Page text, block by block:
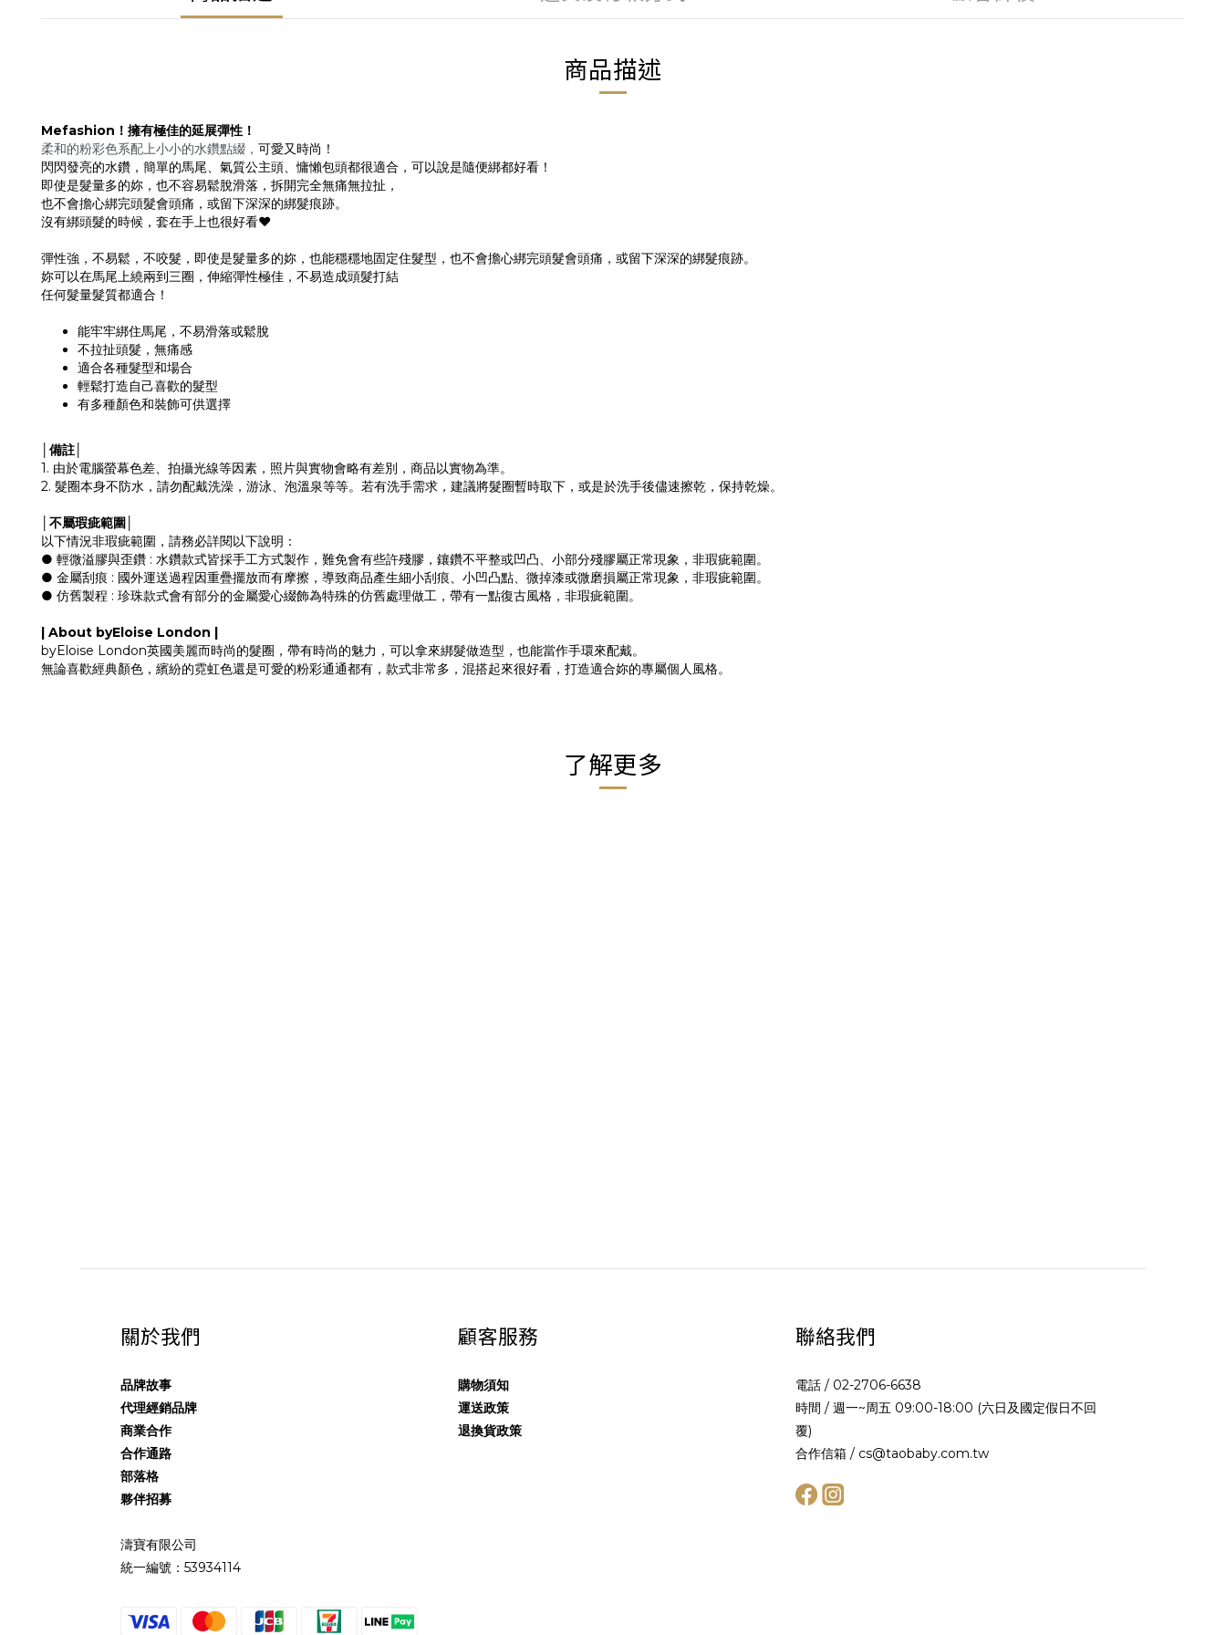
商品描述
Mefashion！擁有極佳的延展彈性 ！
柔和的粉彩色系配上小小的水鑽點綴， 可愛又時尚！
閃閃發亮的水鑽，簡單的馬尾、氣質公主頭、慵懶包頭都很適合，可以說是隨便綁都好看！
即使是髮量多的妳，也不容易鬆脫滑落，拆開完全無痛無拉扯，
也不會擔心綁完頭髮會頭痛，或留下深深的綁髮痕跡。
沒有綁頭髮的時候，套在手上也很好看❤
彈性強，不易鬆，不咬髮，即使是髮量多的妳，也能穩穩地固定住髮型，也不會擔心綁完頭髮會頭痛，或留下深深的綁髮痕跡。
妳可以在馬尾上繞兩到三圈，伸縮彈性極佳，不易造成頭髮打結
任何髮量髮質都適合！
能牢牢綁住馬尾，不易滑落或鬆脫
不拉扯頭髮，無痛感
適合各種髮型和場合
輕鬆打造自己喜歡的髮型
有多種顏色和裝飾可供選擇
│備註│
1. 由於電腦螢幕色差、拍攝光線等因素，照片與實物會略有差別，商品以實物為準。
2. 髮圈本身不防水，請勿配戴洗澡，游泳、泡溫泉等等。若有洗手需求，建議將髮圈暫時取下，或是於洗手後儘速擦乾，保持乾燥。
│不屬瑕疵範圍│
以下情況非瑕疵範圍，請務必詳閱以下說明：
● 輕微溢膠與歪鑽 : 水鑽款式皆採手工方式製作，難免會有些許殘膠，鑲鑽不平整或凹凸、小部分殘膠屬正常現象，非瑕疵範圍。
● 金屬刮痕 : 國外運送過程因重疊擺放而有摩擦，導致商品產生細小刮痕、小凹凸點、微掉漆或微磨損屬正常現象，非瑕疵範圍。
● 仿舊製程 : 珍珠款式會有部分的金屬愛心綴飾為特殊的仿舊處理做工，帶有一點復古風格，非瑕疵範圍。
| About byEloise London |
byEloise London英國美麗而時尚的髮圈，帶有時尚的魅力，可以拿來綁髮做造型，也能當作手環來配戴。
無論喜歡經典顏色，繽紛的霓虹色還是可愛的粉彩通通都有，款式非常多，混搭起來很好看，打造適合妳的專屬個人風格。
了解更多
關於我們
品牌故事
代理經銷品牌
商業合作
合作通路
部落格
夥伴招募
濤寶有限公司
統一編號：53934114
顧客服務
購物須知
運送政策
退換貨政策
聯絡我們
電話 / 02-2706-6638
時間 / 週一~周五 09:00-18:00 (六日及國定假日不回
覆)
合作信箱 / cs@taobaby.com.tw